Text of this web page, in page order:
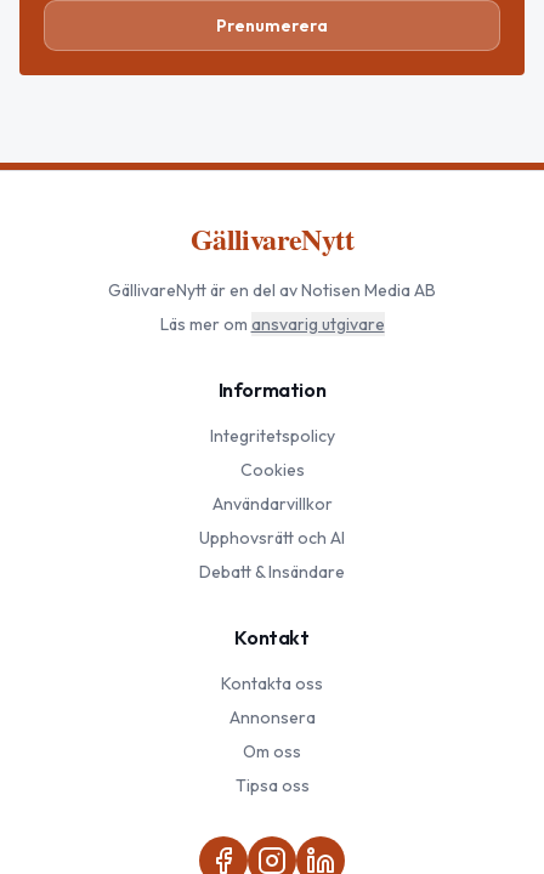
Prenumerera
GällivareNytt
GällivareNyttär en del av Notisen Media AB
Läs mer om ansvarig utgivare
Information
Integritetspolicy
Cookies
Användarvillkor
Upphovsrätt och AI
Debatt & Insändare
Kontakt
Kontakta oss
Annonsera
Om oss
Tipsa oss